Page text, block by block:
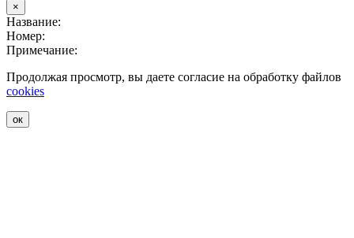
×
Название:
Номер:
Примечание:
Продолжая просмотр, вы даете согласие на обработку файлов
cookies
ок